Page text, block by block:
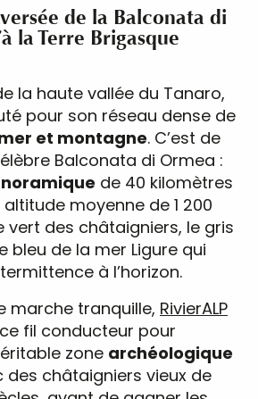
de la Balconata di
la Terre Brigasque
la haute vallée du Tanaro,
pour son réseau dense de
et montagne. C’est de
Balconata di Ormea :
de 40 kilomètres
moyenne de 1 200
vert des châtaigniers, le gris
bleu de la mer Ligure qui
à l’horizon.
marche tranquille, RivierALP
fil conducteur pour
zone archéologique
des châtaigniers vieux de